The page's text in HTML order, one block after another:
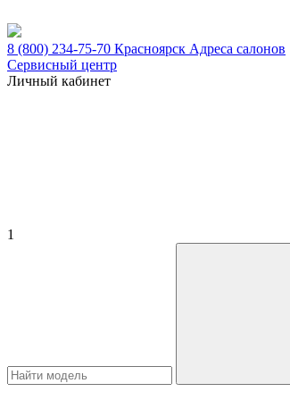
8 (800) 234-75-70 Красноярск Адреса салонов
Сервисный центр
Личный кабинет
1